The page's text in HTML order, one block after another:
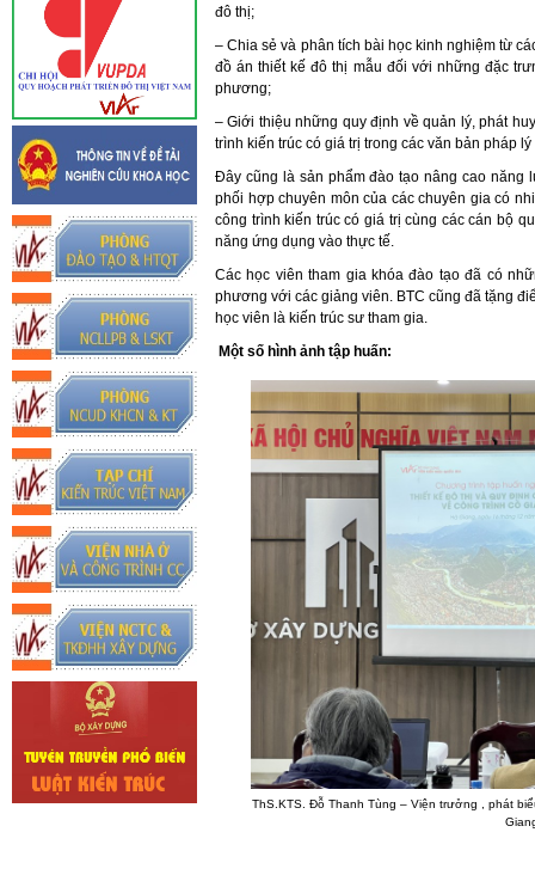
đô thị;
– Chia sẻ và phân tích bài học kinh nghiệm từ
đồ án thiết kế đô thị mẫu đối với những đặc
phương;
– Giới thiệu những quy định về quản lý, phát
trình kiến trúc có giá trị trong các văn bản pháp
Đây cũng là sản phẩm đào tạo nâng cao năng
phối hợp chuyên môn của các chuyên gia có
công trình kiến trúc có giá trị cùng các cán bộ
năng ứng dụng vào thực tế.
Các học viên tham gia khóa đào tạo đã có
phương với các giảng viên. BTC cũng đã tặng
học viên là kiến trúc sư tham gia.
Một số hình ảnh tập huấn:
ThS.KTS. Đỗ Thanh Tùng – Viện trưởng , phát